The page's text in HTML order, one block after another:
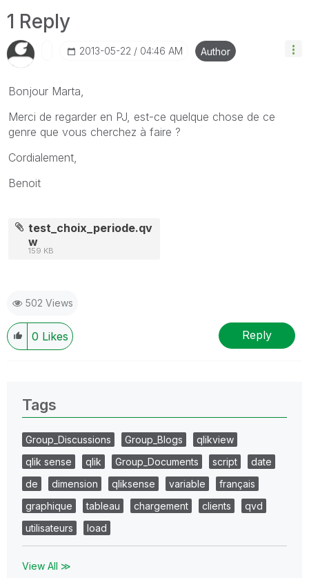
1 Reply
‎2013-05-22 04:46 AM Author
Bonjour Marta,
Merci de regarder en PJ, est-ce quelque chose de ce
genre que vous cherchez à faire ?
Cordialement,
Benoit
test_choix_periode.qv
w
159 KB
502 Views
0 Likes Reply
Tags
Group_Discussions Group_Blogs
qlikview
qlik sense
qlik Group_Documents script
date
de
dimension qliksense variable
français
graphique
tableau chargement clients
qvd
utilisateurs
load
View All ≫